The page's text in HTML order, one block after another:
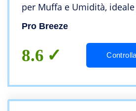
per Muffa e Umidità, ideale
Cucina, Camera da letto,
Pro Breeze
8.6